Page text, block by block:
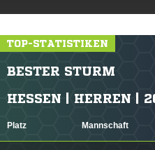
TOP-STATISTIKEN
BESTER STURM
HESSEN | HERREN |
Platz Mannschaft